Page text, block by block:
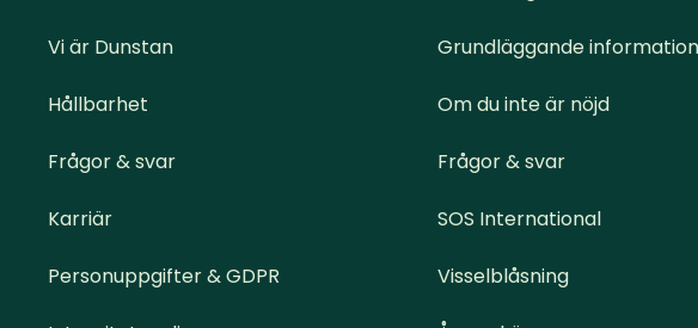
Vi är Dunstan
Hållbarhet
Frågor & svar
Karriär
Personuppgifter & GDPR
Grundläggande information
Om du inte är nöjd
Frågor & svar
SOS International
Visselblåsning